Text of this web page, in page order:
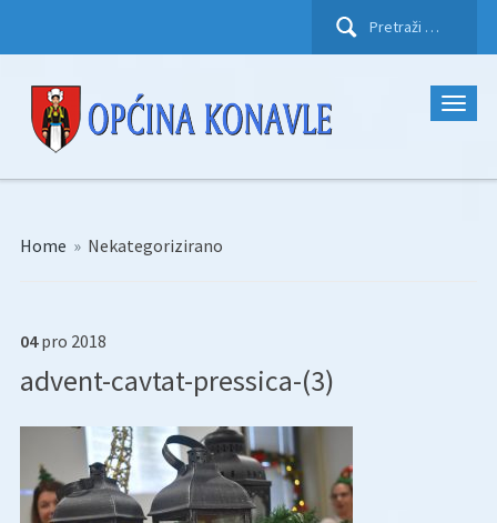
Pretraži:
Home » Nekategorizirano
04 pro 2018
advent-cavtat-pressica-(3)